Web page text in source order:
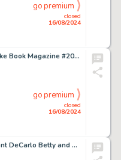
closed
16/08/2024
go premium
Al Hartley Archie's Joke Book Magazine #208 Jughead Pin-Up Illustration Original Art (Archie, 1975).
closed
16/08/2024
go premium
Bill Vigoda and Vincent DeCarlo Betty and Me #33 Story Page 6 Original Art (Archie, 1971).